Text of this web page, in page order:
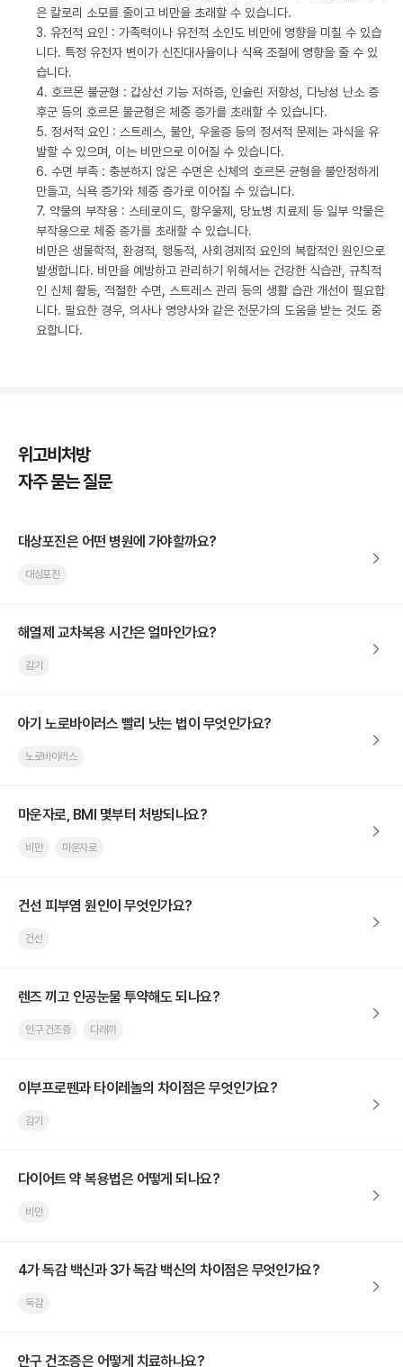
은 칼로리 소모를 줄이고 비만을 초래할 수 있습니다.
3. 유전적 요인 : 가족력이나 유전적 소인도 비만에 영향을 미칠 수 있습
니다. 특정 유전자 변이가 신진대사율이나 식욕 조절에 영향을 줄 수 있
습니다.
4. 호르몬 불균형 : 갑상선 기능 저하증, 인슐린 저항성, 다낭성 난소 증
후군 등의 호르몬 불균형은 체중 증가를 초래할 수 있습니다.
5. 정서적 요인 : 스트레스, 불안, 우울증 등의 정서적 문제는 과식을 유
발할 수 있으며, 이는 비만으로 이어질 수 있습니다.
6. 수면 부족 : 충분하지 않은 수면은 신체의 호르몬 균형을 불안정하게
만들고, 식욕 증가와 체중 증가로 이어질 수 있습니다.
7. 약물의 부작용 : 스테로이드, 항우울제, 당뇨병 치료제 등 일부 약물은
부작용으로 체중 증가를 초래할 수 있습니다.
비만은 생물학적, 환경적, 행동적, 사회경제적 요인의 복합적인 원인으로
발생합니다. 비만을 예방하고 관리하기 위해서는 건강한 식습관, 규칙적
인 신체 활동, 적절한 수면, 스트레스 관리 등의 생활 습관 개선이 필요합
니다. 필요한 경우, 의사나 영양사와 같은 전문가의 도움을 받는 것도 중
요합니다.
위고비처방
자주 묻는 질문
대상포진은 어떤 병원에 가야할까요?
대상포진
해열제 교차복용 시간은 얼마인가요?
감기
아기 노로바이러스 빨리 낫는 법이 무엇인가요?
노로바이러스
마운자로, BMI 몇부터 처방되나요?
비만 마운자로
건선 피부염 원인이 무엇인가요?
건선
렌즈 끼고 인공눈물 투약해도 되나요?
안구 건조증 다래끼
이부프로펜과 타이레놀의 차이점은 무엇인가요?
감기
다이어트 약 복용법은 어떻게 되나요?
비만
4가 독감 백신과 3가 독감 백신의 차이점은 무엇인가요?
독감
안구 건조증은 어떻게 치료하나요?